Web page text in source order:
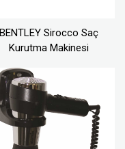
BENTLEY Sirocco Saç
Kurutma Makinesi